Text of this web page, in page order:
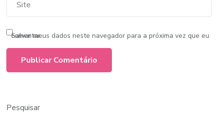
Salvar meus dados neste navegador para a próxima vez que eu comentar.
Pesquisar